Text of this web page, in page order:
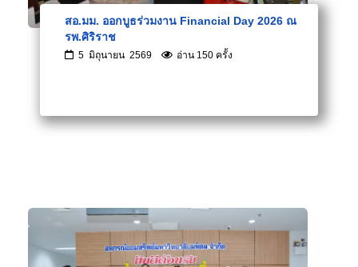
สอ.มม. ออกบูธร่วมงาน Financial Day 2026 ณ
รพ.ศิริราช
5 มิถุนายน 2569 อ่าน 150 ครั้ง